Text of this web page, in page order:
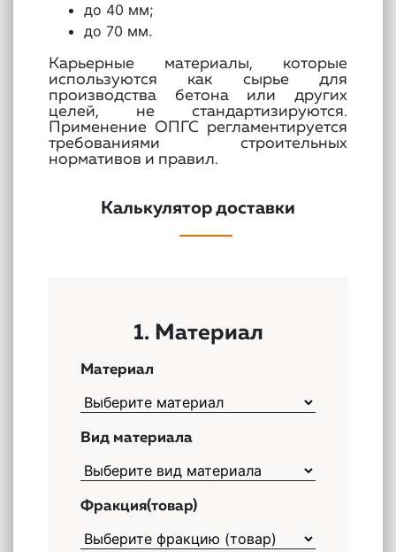
до 40 мм;
до 70 мм.
Карьерные материалы, которые
используются как сырье для
производства бетона или других
целей, не стандартизируются.
Применение ОПГС регламентируется
требованиями строительных
нормативов и правил.
Калькулятор доставки
1. Материал
Материал
Вид материала
Фракция(товар)